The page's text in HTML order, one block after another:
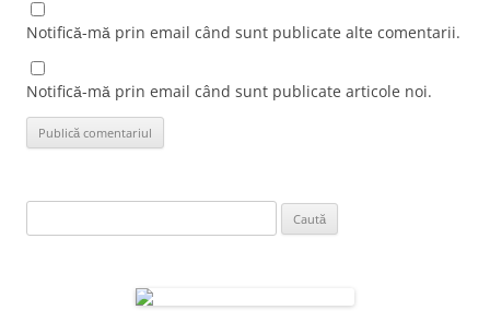
Notifică-mă prin email când sunt publicate alte comentarii.
Notifică-mă prin email când sunt publicate articole noi.
după: